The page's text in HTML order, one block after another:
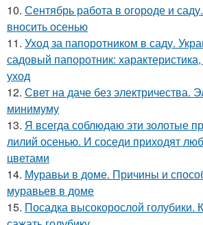
10. Сентябрь работа в огороде и
вносить осенью
11. Уход за папоротником в саду.
садовый папоротник:
уход
12. Свет на даче без электричества.
минимуму
13. Я всегда соблюдаю эти золотые
лилий осенью. И соседи приходят
цветами
14. Муравьи в доме. Причины и
муравьев в доме
15. Посадка высокорослой голубики.